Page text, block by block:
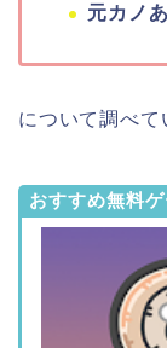
元カノ
について調べて
おすすめ無料